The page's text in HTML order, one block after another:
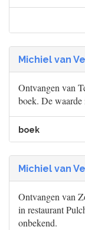
Michiel van
Ontvangen van
boek. De waarde
boek
Michiel van
Ontvangen van
in restaurant
onbekend.